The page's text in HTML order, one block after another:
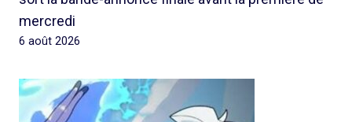
mercredi
6 août 2026